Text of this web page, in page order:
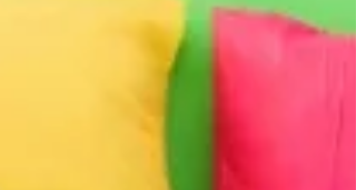
com tecnologia e conforto, apresenta ao
com chip de localização integrada que
oferece mais segurança para os pais e